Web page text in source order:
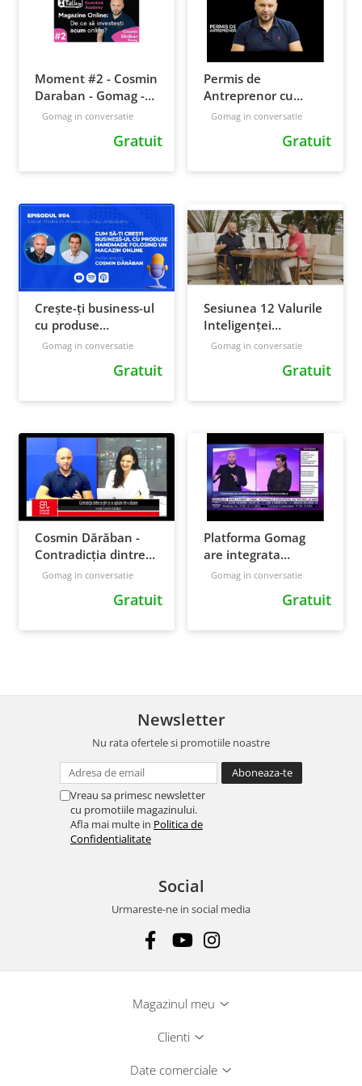
Moment #2 - Cosmin
Daraban - Gomag -
Magazine Online, de
Gomag in conversatie
Gratuit
Permis de
Antreprenor cu
Cosmin Dărăban |
Gomag in conversatie
Gratuit
Crește-ți business-ul
cu produse
handmade printr-un
Cosmin Dărăban &
Gomag in conversatie
Gratuit
Sesiunea 12 Valurile
Inteligenței
Artificiale - invitat
Gomag in conversatie
Gratuit
Cosmin Dărăban -
Contradicția dintre
ce știm si ce aplicăm
Gomag in conversatie
Gratuit
Platforma Gomag
are integrata
Inteligenta Artificiala
Gomag in conversatie
Gratuit
Newsletter
Nu rata ofertele si promotiile noastre
Vreau sa primesc newsletter
cu promotiile magazinului.
Afla mai multe in Politica de
Confidentialitate
Social
Urmareste-ne in social media
Magazinul meu
Clienti
Date comerciale